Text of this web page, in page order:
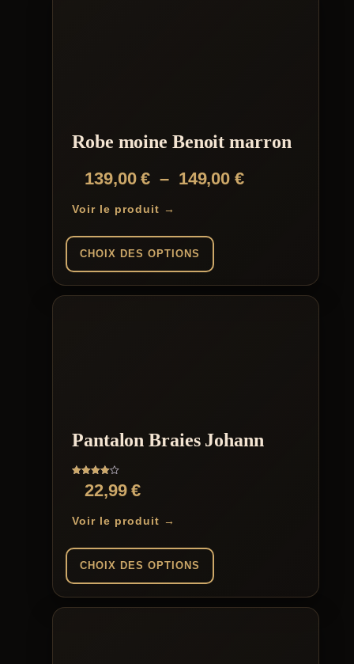
Robe moine Benoit marron
139,00€ – 149,00€Plage
149,00 €
Voir le produit →
CHOIX DES OPTIONS
produit
Pantalon Braies Johann
Note
4.0022,99€
Voir le produit →
CHOIX DES OPTIONS
produit